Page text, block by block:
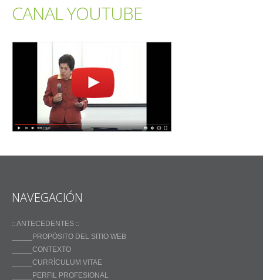
CANAL YOUTUBE
NAVEGACIÓN
:: ANTECEDENTES ::
_____PROPÓSITO DEL SITIO WEB
_____CONTEXTO
_____CURRÍCULUM VITAE
_____PERFIL PROFESIONAL